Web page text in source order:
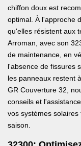
chiffon doux est
optimal. À l'approche
qu'elles résistent aux
Arroman, avec son
de maintenance, en
l'absence de fissures
les panneaux restent
GR Couverture 32,
conseils et
vos systèmes
saison.